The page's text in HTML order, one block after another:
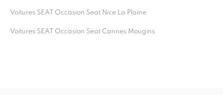
Voitures SEAT Occasion Seat Nice La Plaine
Voitures SEAT Occasion Seat Cannes Mougins